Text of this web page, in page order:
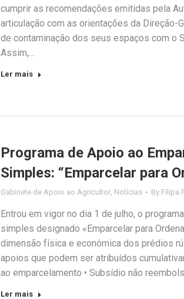
cumprir as recomendações emitidas pela
articulação com as orientações da Direção-
de contaminação dos seus espaços com o
Assim,…
Ler mais
Programa de Apoio ao
Simples: “Emparcelar para
Gabinete de Apoio ao Agricultor, Notícias By Filipa
Entrou em vigor no dia 1 de julho, o
simples designado «Emparcelar para
dimensão física e económica dos prédios
apoios que podem ser atribuídos
ao emparcelamento • Subsídio não
Ler mais